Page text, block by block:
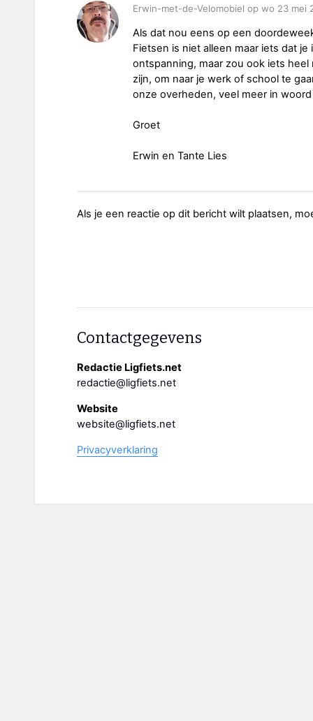
Erwin-met-de-Velomobiel op wo 23 mei
Als dat nou eens op een
Fietsen is niet alleen maar iets dat
ontspanning, maar zou ook iets
zijn, om naar je werk of school te
onze overheden, veel meer in
Groet
Erwin en Tante Lies
Als je een reactie op dit bericht wilt plaatsen,
Contactgegevens
Redactie Ligfiets.net
redactie@ligfiets.net
Website
website@ligfiets.net
Privacyverklaring